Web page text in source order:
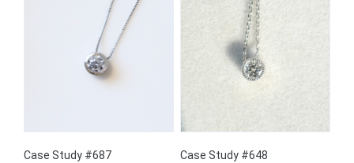
Case Study #687 Case Study #648